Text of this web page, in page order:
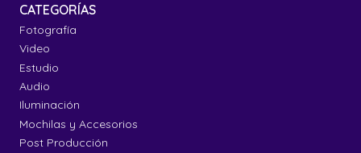
CATEGORÍAS
Fotografía
Video
Estudio
Audio
Iluminación
Mochilas y Accesorios
Post Producción